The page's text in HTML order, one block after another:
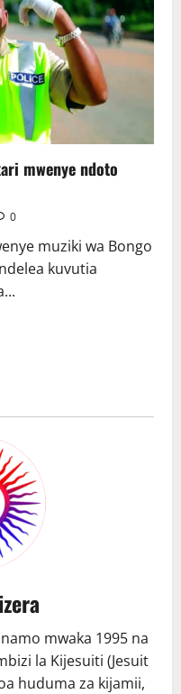
mwenye ndoto
0
muziki wa Bongo
kuvutia
mwaka 1995 na
la Kijesuiti (Jesuit
huduma za kijamii,